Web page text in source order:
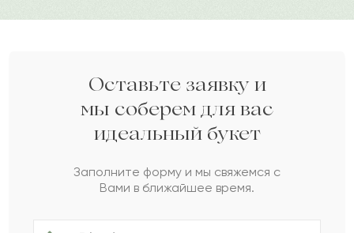
Дарите своим близким любовь вместе с Pro-buket.
Р 2021-10-16
Радомир
2021-08-23
Оливия
Стивен
Мечислав
Оставьте заявку и
мы соберем для вас
идеальный букет
Заполните форму и мы свяжемся с
Вами в ближайшее время.